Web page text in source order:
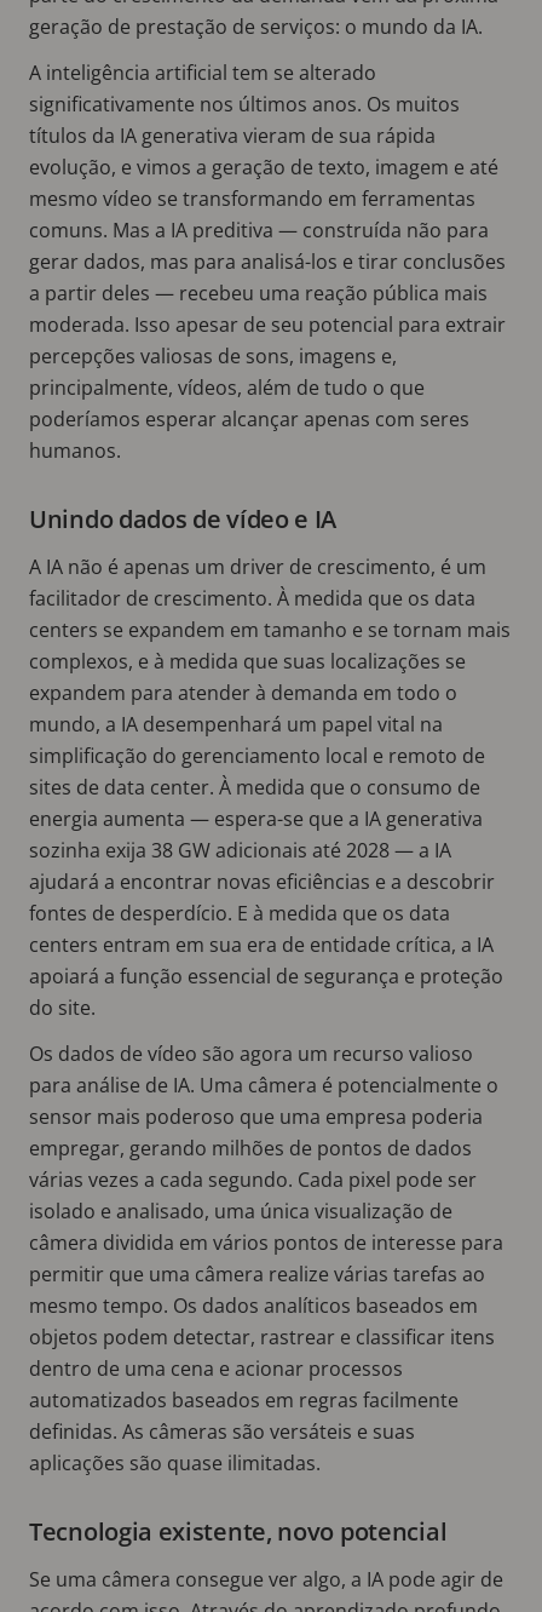
geração de prestação de serviços: o mundo da IA.
A inteligência artificial tem se alterado
significativamente nos últimos anos. Os muitos
títulos da IA generativa vieram de sua rápida
evolução, e vimos a geração de texto, imagem e até
mesmo vídeo se transformando em ferramentas
comuns. Mas a IA preditiva — construída não para
gerar dados, mas para analisá-los e tirar conclusões
a partir deles — recebeu uma reação pública mais
moderada. Isso apesar de seu potencial para extrair
percepções valiosas de sons, imagens e,
principalmente, vídeos, além de tudo o que
poderíamos esperar alcançar apenas com seres
humanos.
Unindo dados de vídeo e IA
A IA não é apenas um driver de crescimento, é um
facilitador de crescimento. À medida que os data
centers se expandem em tamanho e se tornam mais
complexos, e à medida que suas localizações se
expandem para atender à demanda em todo o
mundo, a IA desempenhará um papel vital na
simplificação do gerenciamento local e remoto de
sites de data center. À medida que o consumo de
energia aumenta — espera-se que a IA generativa
sozinha exija 38 GW adicionais até 2028 — a IA
ajudará a encontrar novas eficiências e a descobrir
fontes de desperdício. E à medida que os data
centers entram em sua era de entidade crítica, a IA
apoiará a função essencial de segurança e proteção
do site.
Os dados de vídeo são agora um recurso valioso
para análise de IA. Uma câmera é potencialmente o
sensor mais poderoso que uma empresa poderia
empregar, gerando milhões de pontos de dados
várias vezes a cada segundo. Cada pixel pode ser
isolado e analisado, uma única visualização de
câmera dividida em vários pontos de interesse para
permitir que uma câmera realize várias tarefas ao
mesmo tempo. Os dados analíticos baseados em
objetos podem detectar, rastrear e classificar itens
dentro de uma cena e acionar processos
automatizados baseados em regras facilmente
definidas. As câmeras são versáteis e suas
aplicações são quase ilimitadas.
Tecnologia existente, novo potencial
Se uma câmera consegue ver algo, a IA pode agir de